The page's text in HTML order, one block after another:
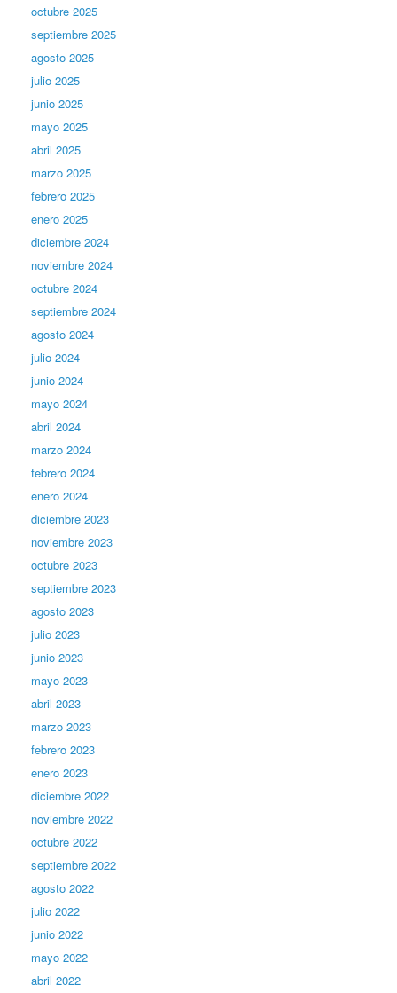
octubre 2025
septiembre 2025
agosto 2025
julio 2025
junio 2025
mayo 2025
abril 2025
marzo 2025
febrero 2025
enero 2025
diciembre 2024
noviembre 2024
octubre 2024
septiembre 2024
agosto 2024
julio 2024
junio 2024
mayo 2024
abril 2024
marzo 2024
febrero 2024
enero 2024
diciembre 2023
noviembre 2023
octubre 2023
septiembre 2023
agosto 2023
julio 2023
junio 2023
mayo 2023
abril 2023
marzo 2023
febrero 2023
enero 2023
diciembre 2022
noviembre 2022
octubre 2022
septiembre 2022
agosto 2022
julio 2022
junio 2022
mayo 2022
abril 2022